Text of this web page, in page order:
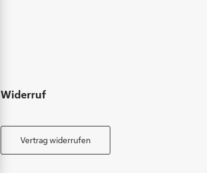
Widerruf
Vertrag widerrufen